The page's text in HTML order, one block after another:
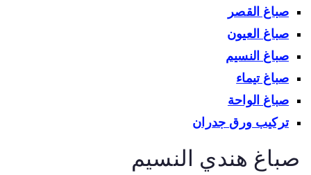
صباغ القصر
صباغ العيون
صباغ النسيم
صباغ تيماء
صباغ الواحة
تركيب ورق جدران
هندي النسيم